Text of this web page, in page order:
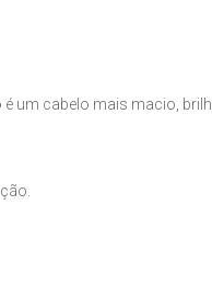
um cabelo mais macio,